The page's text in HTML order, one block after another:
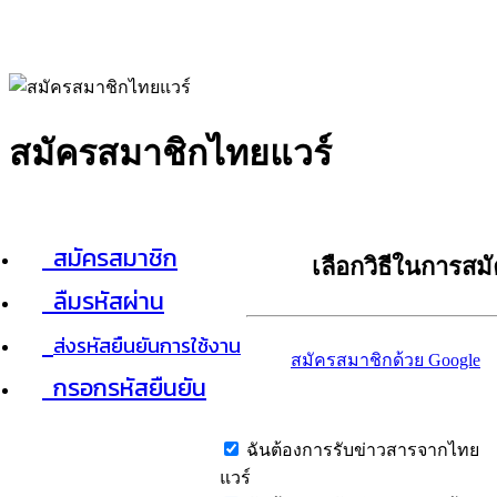
สมัครสมาชิกไทยแวร์
สมัครสมาชิก
ลืมรหัสผ่าน
ส่งรหัสยืนยันการใช้งาน
กรอกรหัสยืนยัน
เลือกวิธีในการส
สมัครสมาชิกด้วย Google
ฉันต้องการรับข่าวสารจากไทย
แวร์